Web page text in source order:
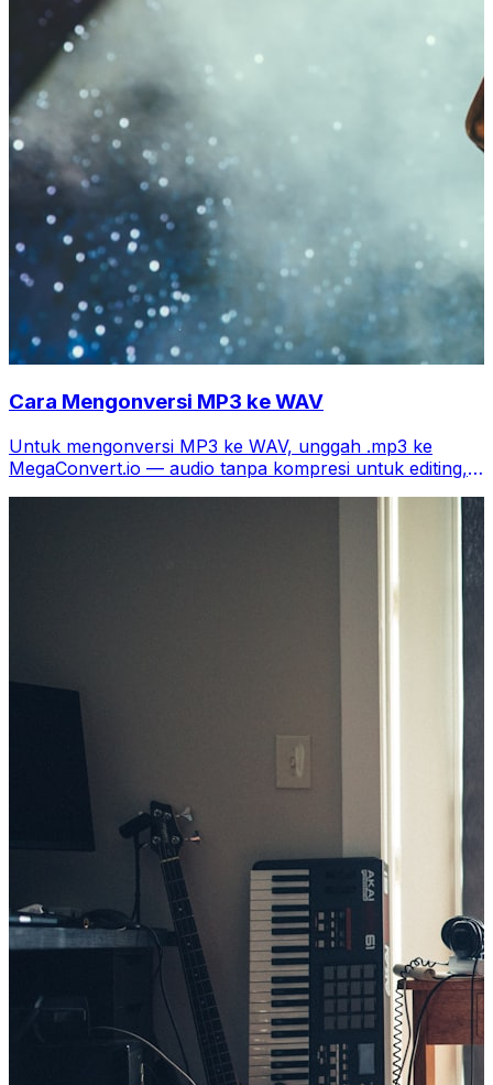
Cara Mengonversi MP3 ke WAV
Untuk mengonversi MP3 ke WAV, unggah .mp3 ke
MegaConvert.io — audio tanpa kompresi untuk editing,